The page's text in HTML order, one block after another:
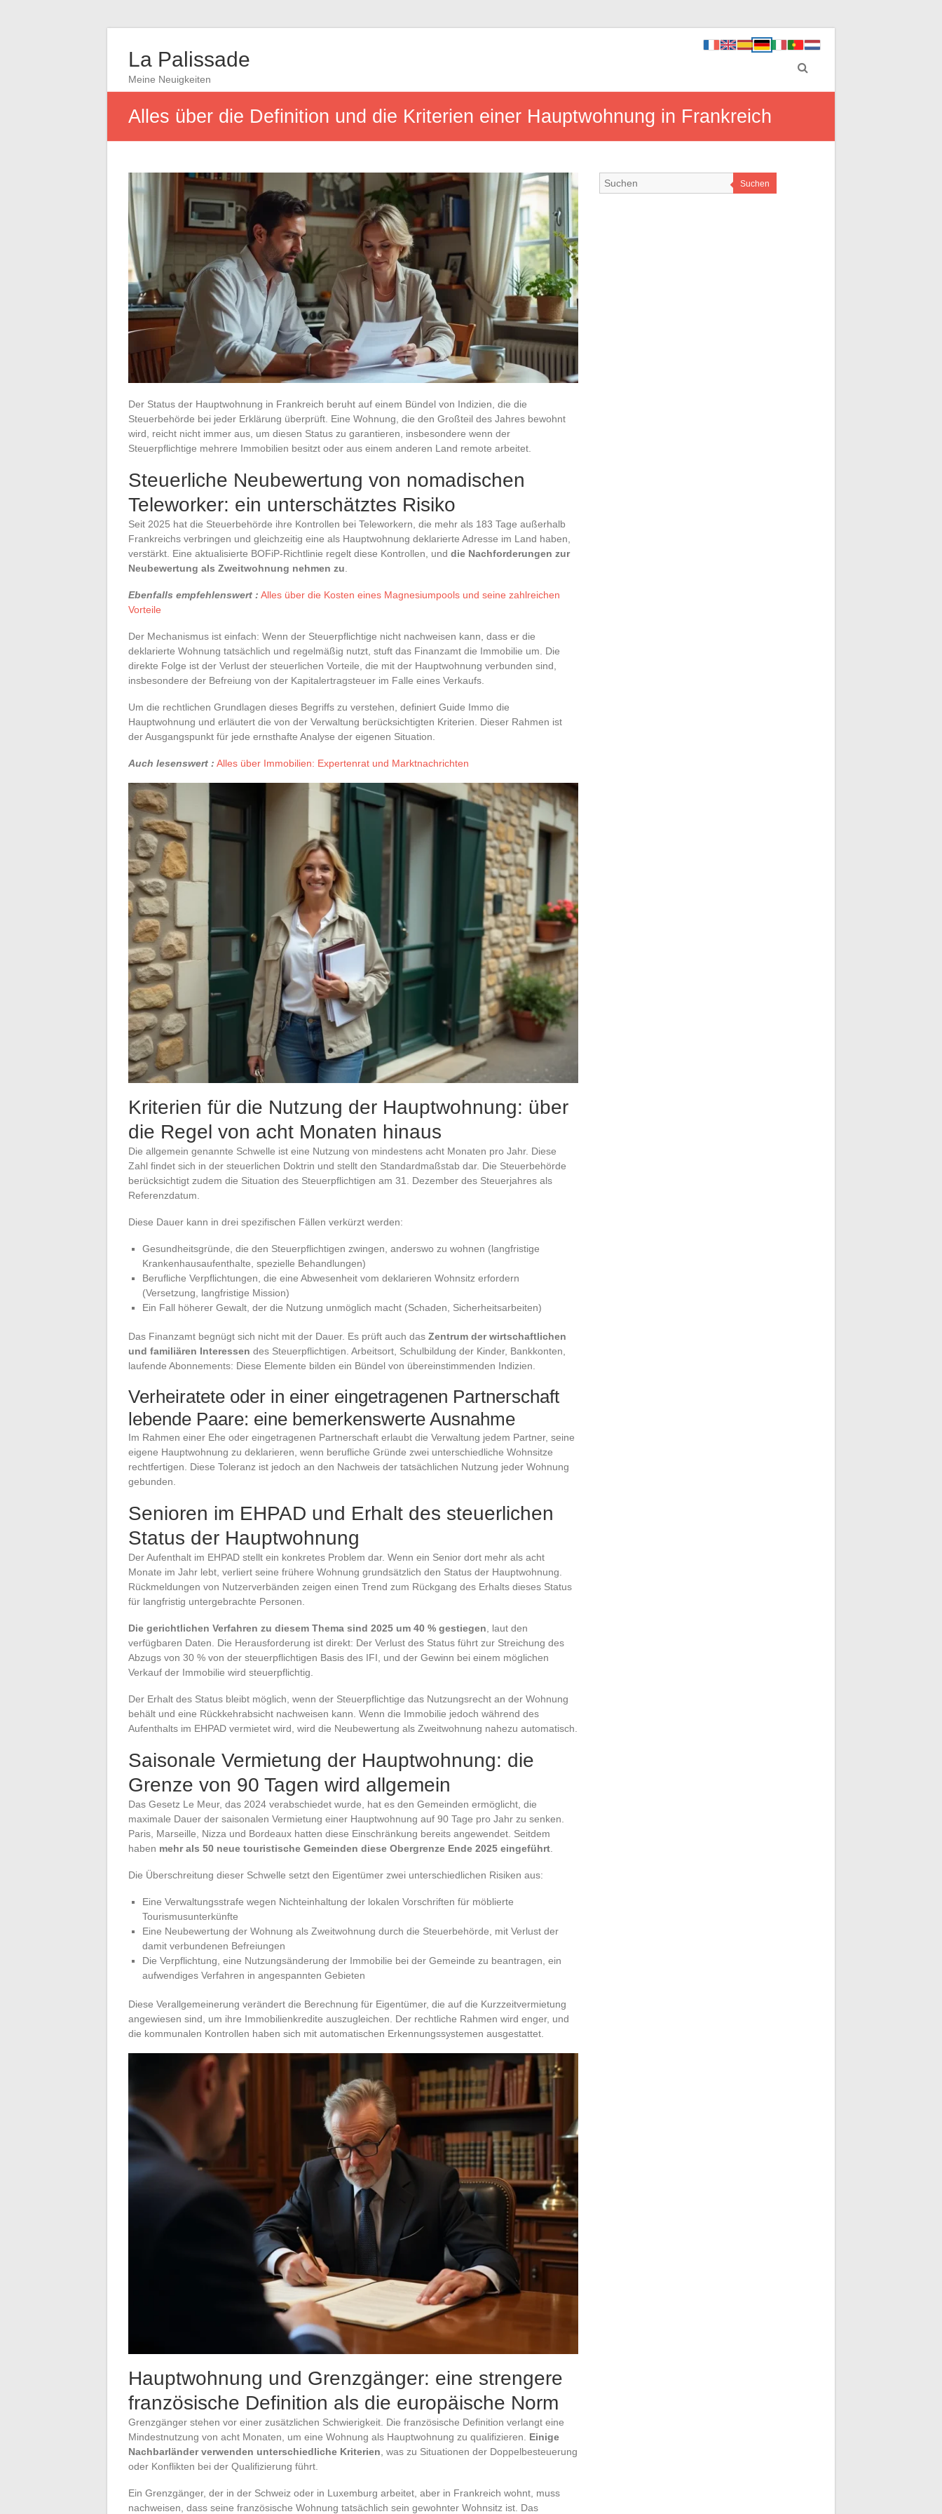
La Palissade
Meine Neuigkeiten
Alles über die Definition und die Kriterien einer Hauptwohnung in Frankreich
Der Status der Hauptwohnung in Frankreich beruht auf einem Bündel von Indizien, die die
Steuerbehörde bei jeder Erklärung überprüft. Eine Wohnung, die den Großteil des Jahres bewohnt
wird, reicht nicht immer aus, um diesen Status zu garantieren, insbesondere wenn der
Steuerpflichtige mehrere Immobilien besitzt oder aus einem anderen Land remote arbeitet.
Steuerliche Neubewertung von nomadischen
Teleworker: ein unterschätztes Risiko
Seit 2025 hat die Steuerbehörde ihre Kontrollen bei Teleworkern, die mehr als 183 Tage außerhalb
Frankreichs verbringen und gleichzeitig eine als Hauptwohnung deklarierte Adresse im Land haben,
verstärkt. Eine aktualisierte BOFiP-Richtlinie regelt diese Kontrollen, und die Nachforderungen zur
Neubewertung als Zweitwohnung nehmen zu
Ebenfalls empfehlenswert : Alles über die Kosten eines Magnesiumpools und seine zahlreichen
Vorteile
Der Mechanismus ist einfach: Wenn der Steuerpflichtige nicht nachweisen kann, dass er die
deklarierte Wohnung tatsächlich und regelmäßig nutzt, stuft das Finanzamt die Immobilie um. Die
direkte Folge ist der Verlust der steuerlichen Vorteile, die mit der Hauptwohnung verbunden sind,
insbesondere der Befreiung von der Kapitalertragsteuer im Falle eines Verkaufs.
Um die rechtlichen Grundlagen dieses Begriffs zu verstehen, definiert Guide Immo die
Hauptwohnung und erläutert die von der Verwaltung berücksichtigten Kriterien. Dieser Rahmen ist
der Ausgangspunkt für jede ernsthafte Analyse der eigenen Situation.
Auch lesenswert : Alles über Immobilien: Expertenrat und Marktnachrichten
Kriterien für die Nutzung der Hauptwohnung: über
die Regel von acht Monaten hinaus
Die allgemein genannte Schwelle ist eine Nutzung von mindestens acht Monaten pro Jahr. Diese
Zahl findet sich in der steuerlichen Doktrin und stellt den Standardmaßstab dar. Die Steuerbehörde
berücksichtigt zudem die Situation des Steuerpflichtigen am 31. Dezember des Steuerjahres als
Referenzdatum.
Diese Dauer kann in drei spezifischen Fällen verkürzt werden:
Gesundheitsgründe, die den Steuerpflichtigen zwingen, anderswo zu wohnen (langfristige
Krankenhausaufenthalte, spezielle Behandlungen)
Berufliche Verpflichtungen, die eine Abwesenheit vom deklarieren Wohnsitz erfordern
(Versetzung, langfristige Mission)
Ein Fall höherer Gewalt, der die Nutzung unmöglich macht (Schaden, Sicherheitsarbeiten)
Das Finanzamt begnügt sich nicht mit der Dauer. Es prüft auch das Zentrum der wirtschaftlichen
und familiären Interessen des Steuerpflichtigen. Arbeitsort, Schulbildung der Kinder, Bankkonten,
laufende Abonnements: Diese Elemente bilden ein Bündel von übereinstimmenden Indizien.
Verheiratete oder in einer eingetragenen Partnerschaft
lebende Paare: eine bemerkenswerte Ausnahme
Im Rahmen einer Ehe oder eingetragenen Partnerschaft erlaubt die Verwaltung jedem Partner, seine
eigene Hauptwohnung zu deklarieren, wenn berufliche Gründe zwei unterschiedliche Wohnsitze
rechtfertigen. Diese Toleranz ist jedoch an den Nachweis der tatsächlichen Nutzung jeder Wohnung
gebunden.
Senioren im EHPAD und Erhalt des steuerlichen
Status der Hauptwohnung
Der Aufenthalt im EHPAD stellt ein konkretes Problem dar. Wenn ein Senior dort mehr als acht
Monate im Jahr lebt, verliert seine frühere Wohnung grundsätzlich den Status der Hauptwohnung.
Rückmeldungen von Nutzerverbänden zeigen einen Trend zum Rückgang des Erhalts dieses Status
für langfristig untergebrachte Personen.
Die gerichtlichen Verfahren zu diesem Thema sind 2025 um 40 % gestiegen, laut den
verfügbaren Daten. Die Herausforderung ist direkt: Der Verlust des Status führt zur Streichung des
Abzugs von 30 % von der steuerpflichtigen Basis des IFI, und der Gewinn bei einem möglichen
Verkauf der Immobilie wird steuerpflichtig.
Der Erhalt des Status bleibt möglich, wenn der Steuerpflichtige das Nutzungsrecht an der Wohnung
behält und eine Rückkehrabsicht nachweisen kann. Wenn die Immobilie jedoch während des
Aufenthalts im EHPAD vermietet wird, wird die Neubewertung als Zweitwohnung nahezu automatisch.
Saisonale Vermietung der Hauptwohnung: die
Grenze von 90 Tagen wird allgemein
Das Gesetz Le Meur, das 2024 verabschiedet wurde, hat es den Gemeinden ermöglicht, die
maximale Dauer der saisonalen Vermietung einer Hauptwohnung auf 90 Tage pro Jahr zu senken.
Paris, Marseille, Nizza und Bordeaux hatten diese Einschränkung bereits angewendet. Seitdem
haben mehr als 50 neue touristische Gemeinden diese Obergrenze Ende 2025 eingeführt.
Die Überschreitung dieser Schwelle setzt den Eigentümer zwei unterschiedlichen Risiken aus:
Eine Verwaltungsstrafe wegen Nichteinhaltung der lokalen Vorschriften für möblierte
Tourismusunterkünfte
Eine Neubewertung der Wohnung als Zweitwohnung durch die Steuerbehörde, mit Verlust der
damit verbundenen Befreiungen
Die Verpflichtung, eine Nutzungsänderung der Immobilie bei der Gemeinde zu beantragen, ein
aufwendiges Verfahren in angespannten Gebieten
Diese Verallgemeinerung verändert die Berechnung für Eigentümer, die auf die Kurzzeitvermietung
angewiesen sind, um ihre Immobilienkredite auszugleichen. Der rechtliche Rahmen wird enger, und
die kommunalen Kontrollen haben sich mit automatischen Erkennungssystemen ausgestattet.
Hauptwohnung und Grenzgänger: eine strengere
französische Definition als die europäische Norm
Grenzgänger stehen vor einer zusätzlichen Schwierigkeit. Die französische Definition verlangt eine
Mindestnutzung von acht Monaten, um eine Wohnung als Hauptwohnung zu qualifizieren. Einige
Nachbarländer verwenden unterschiedliche Kriterien , was zu Situationen der Doppelbesteuerung
oder Konflikten bei der Qualifizierung führt.
Ein Grenzgänger, der in der Schweiz oder in Luxemburg arbeitet, aber in Frankreich wohnt, muss
nachweisen, dass seine französische Wohnung tatsächlich sein gewohnter Wohnsitz ist. Das
Suchen